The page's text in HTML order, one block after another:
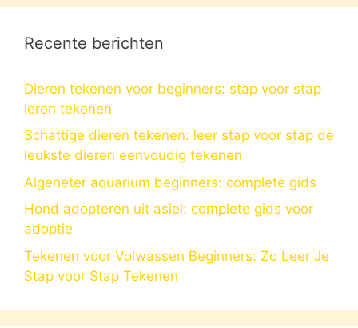
Recente berichten
Dieren tekenen voor beginners: stap voor stap
leren tekenen
Schattige dieren tekenen: leer stap voor stap de
leukste dieren eenvoudig tekenen
Algeneter aquarium beginners: complete gids
Hond adopteren uit asiel: complete gids voor
adoptie
Tekenen voor Volwassen Beginners: Zo Leer Je
Stap voor Stap Tekenen